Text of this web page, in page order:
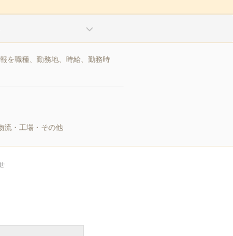
を職種、勤務地、時給、勤務時
流・工場・その他